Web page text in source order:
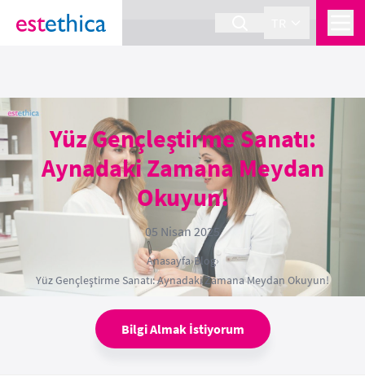
section Service {
Yüz Gençleştirme Sanatı:
Aynadaki Zamana Meydan
Okuyun!
05 Nisan 2025
Anasayfa›Blog›
Yüz Gençleştirme Sanatı: Aynadaki Zamana Meydan Okuyun!
Bilgi Almak İstiyorum